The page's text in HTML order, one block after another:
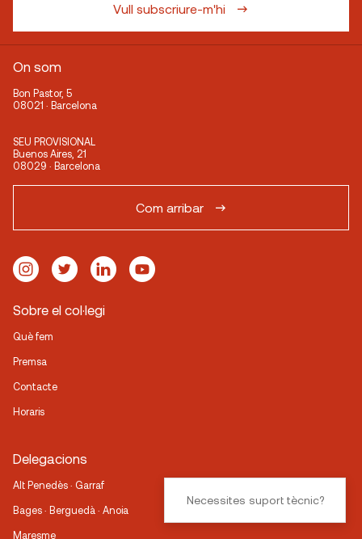
Vull subscriure-m'hi
On som
Bon Pastor, 5
08021 · Barcelona
SEU PROVISIONAL
Buenos Aires, 21
08029 · Barcelona
Com arribar
Sobre el col·legi
Què fem
Premsa
Contacte
Horaris
Delegacions
Alt Penedès · Garraf
Bages · Berguedà · Anoia
Maresme
Necessites suport tècnic?